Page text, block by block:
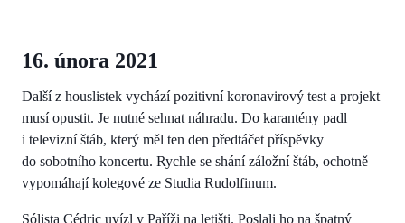
16. února 2021
Další z houslistek vychází pozitivní koronavirový test a projekt
musí opustit. Je nutné sehnat náhradu. Do karantény padl
i televizní štáb, který měl ten den předtáčet příspěvky
do sobotního koncertu. Rychle se shání záložní štáb, ochotně
vypomáhají kolegové ze Studia Rudolfinum.
Sólista Cédric uvízl v Paříži na letišti. Poslali ho na špatný